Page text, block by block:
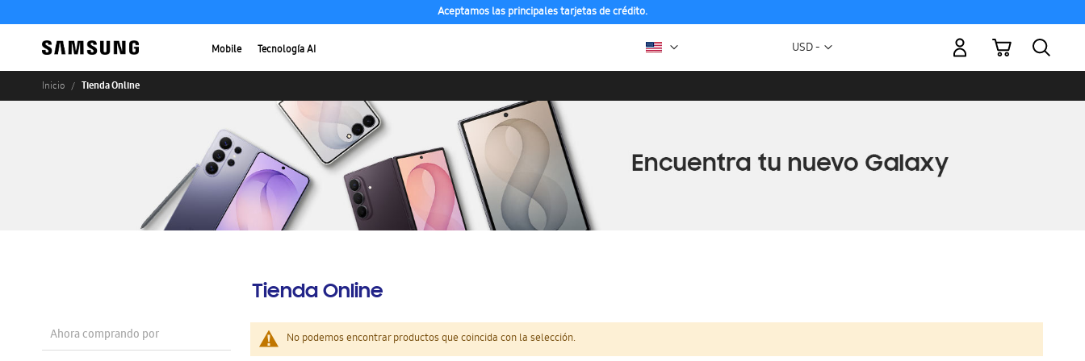
Aceptamos las principales tarjetas de crédito.
Mobile Tecnología AI Moneda
USD -
Mi carrito
Inicio Tienda Online
Tienda Online
No podemos encontrar productos que coincida con la selección.
Ahora comprando por